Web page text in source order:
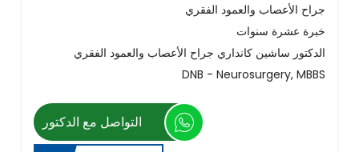
جراح الأعصاب والعمود الفقري
خبرة عشرة سنوات
الدكتور ساشين كانداري جراح الأعصاب والعمود الفقري
DNB - Neurosurgery, MBBS
التواصل مع الدكتور